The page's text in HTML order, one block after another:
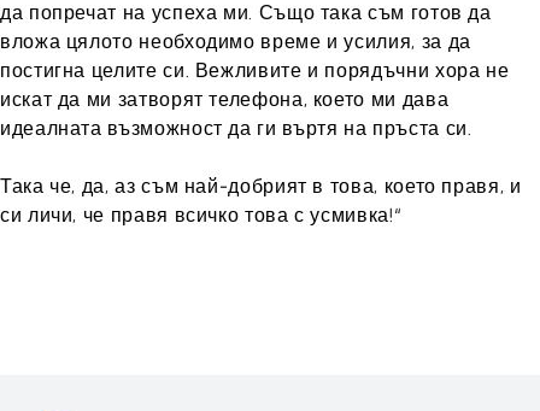
да попречат на успеха ми. Също така съм готов да
вложа цялото необходимо време и усилия, за да
постигна целите си. Вежливите и порядъчни хора не
искат да ми затворят телефона, което ми дава
идеалната възможност да ги въртя на пръста си.
Така че, да, аз съм най-добрият в това, което правя, и
си личи, че правя всичко това с усмивка!“